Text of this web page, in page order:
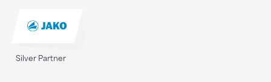
Silver Partner